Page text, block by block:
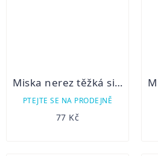
Miska nerez těžká silikonová základna 0,95 l
PTEJTE SE NA PRODEJNĚ
77 Kč